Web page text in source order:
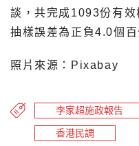
談，共完成1093份有效
抽樣誤差為正負4.0個百
照片來源：Pixabay
李家超施政報告
香港民調